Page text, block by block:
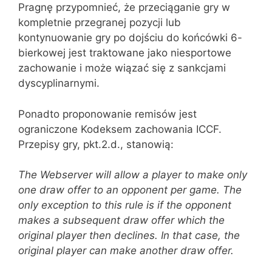
Pragnę przypomnieć, że przeciąganie gry w
kompletnie przegranej pozycji lub
kontynuowanie gry po dojściu do końcówki 6-
bierkowej jest traktowane jako niesportowe
zachowanie i może wiązać się z sankcjami
dyscyplinarnymi.
Ponadto proponowanie remisów jest
ograniczone Kodeksem zachowania ICCF.
Przepisy gry, pkt.2.d., stanowią:
The Webserver will allow a player to make only
one draw offer to an opponent per game. The
only exception to this rule is if the opponent
makes a subsequent draw offer which the
original player then declines. In that case, the
original player can make another draw offer.